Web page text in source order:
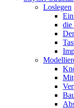
Loslegen
die